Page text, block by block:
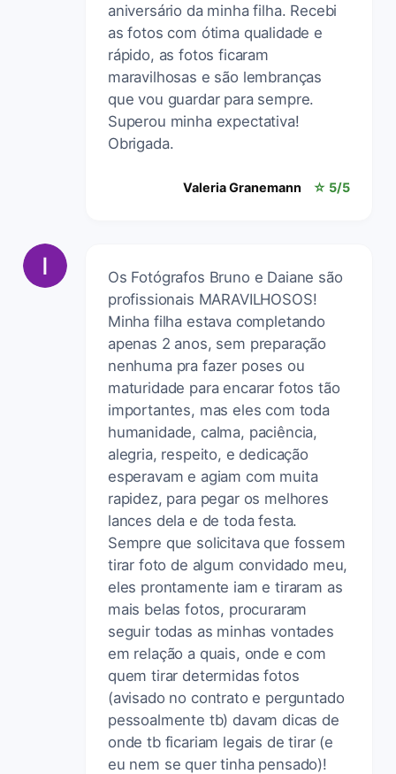
aniversário da minha filha. Recebi
as fotos com ótima qualidade e
rápido, as fotos ficaram
maravilhosas e são lembranças
que vou guardar para sempre.
Superou minha expectativa!
Obrigada.
Valeria Granemann ☆ 5/5
Os Fotógrafos Bruno e Daiane são
profissionais MARAVILHOSOS!
Minha filha estava completando
apenas 2 anos, sem preparação
nenhuma pra fazer poses ou
maturidade para encarar fotos tão
importantes, mas eles com toda
humanidade, calma, paciência,
alegria, respeito, e dedicação
esperavam e agiam com muita
rapidez, para pegar os melhores
lances dela e de toda festa.
Sempre que solicitava que fossem
tirar foto de algum convidado meu,
eles prontamente iam e tiraram as
mais belas fotos, procuraram
seguir todas as minhas vontades
em relação a quais, onde e com
quem tirar determidas fotos
(avisado no contrato e perguntado
pessoalmente tb) davam dicas de
onde tb ficariam legais de tirar (e
eu nem se quer tinha pensado)!